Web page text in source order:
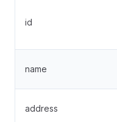
id
name
address